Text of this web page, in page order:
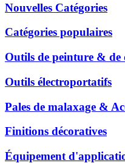
Nouvelles Catégories
Catégories populaires
Outils de peinture & de
Outils électroportatifs
Pales de malaxage &
Finitions décoratives
Équipement